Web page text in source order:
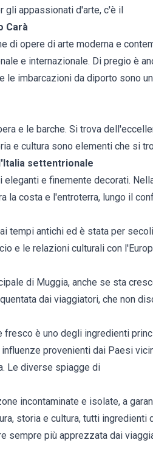
gli appassionati d'arte, c'è il
Carà
di opere di arte moderna e
e internazionale. Di pregio è
le imbarcazioni da diporto sono
e le barche. Si trova
e cultura sono elementi che si
settentrionale
eleganti e finemente decorati.
la costa e l'entroterra, lungo il
tempi antichi ed è stata per
e le relazioni culturali con
di Muggia, anche se sta
dai viaggiatori, che non
fresco è uno degli ingredienti
provenienti dai Paesi
Le diverse spiagge di
incontaminate e isolate, a
storia e cultura, tutti
sempre più apprezzata dai